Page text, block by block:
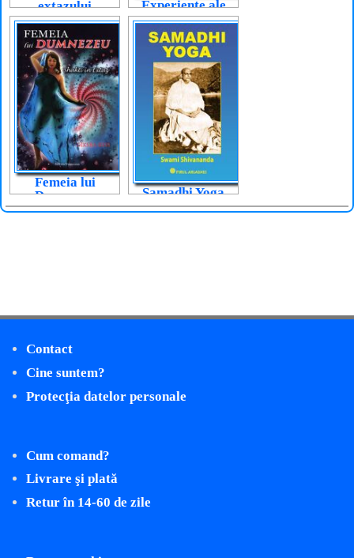
extazului
Experiențe ale
extazului
Femeia lui
Dumnezeu
Samadhi Yoga
Contact
Cine suntem?
Protecţia datelor personale
Cum comand?
Livrare şi plată
Retur în 14-60 de zile